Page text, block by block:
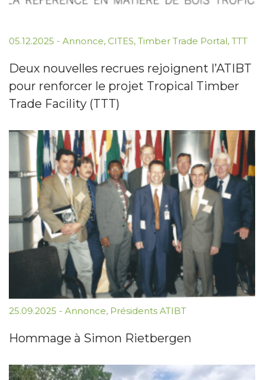
05.12.2025 - Annonce, CITES, Timber Trade Portal, TTT
Deux nouvelles recrues rejoignent l’ATIBT
pour renforcer le projet Tropical Timber
Trade Facility (TTT)
25.09.2025 - Annonce, Présidents ATIBT
Hommage à Simon Rietbergen